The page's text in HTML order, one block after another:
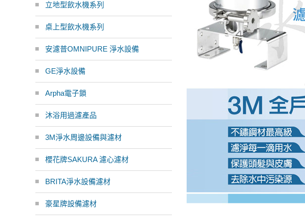
立地型飲水機系列
桌上型飲水機系列
安濾普OMNIPURE 淨水設備
GE淨水設備
Arpha電子鎖
沐浴用過濾產品
3M淨水周邊設備與濾材
櫻花牌SAKURA 濾心濾材
BRITA淨水設備濾材
豪星牌設備濾材